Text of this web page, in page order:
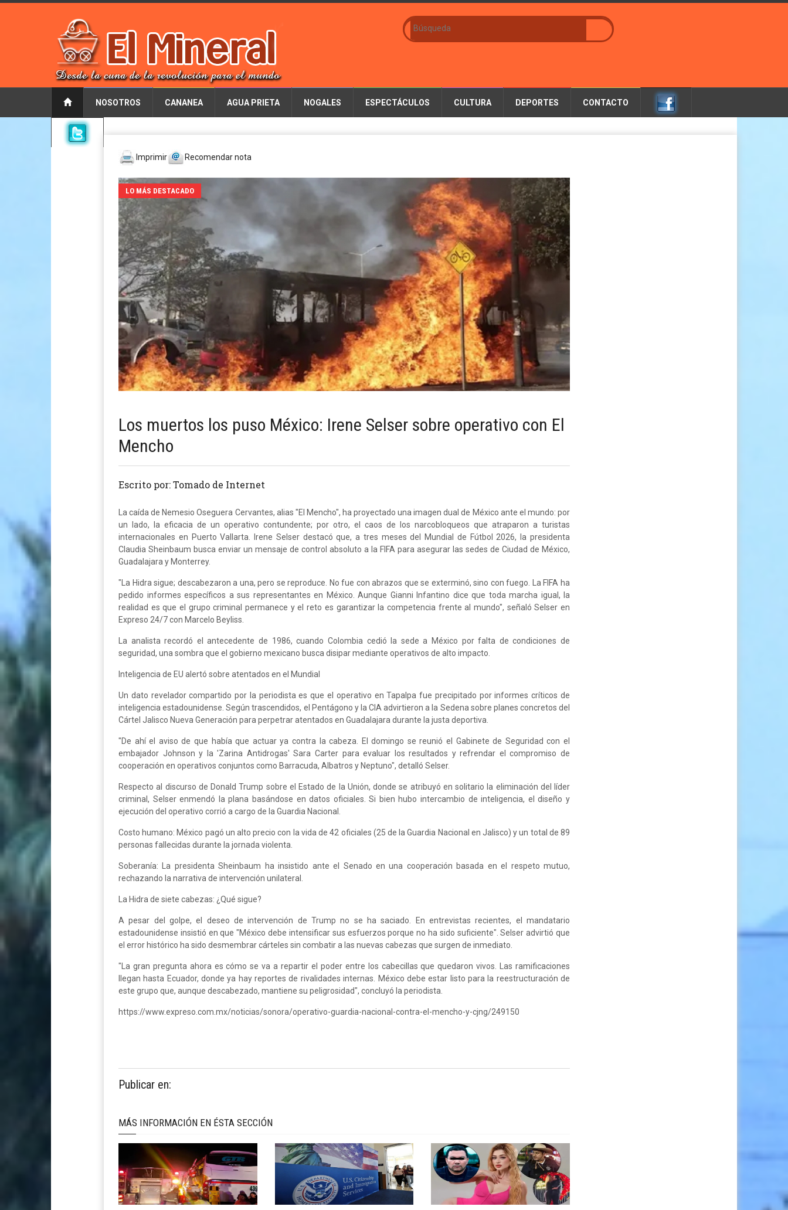
NOSOTROS CANANEA AGUA PRIETA NOGALES ESPECTÁCULOS CULTURA DEPORTES CONTACTO
Imprimir Recomendar nota
LO MÁS DESTACADO
Los muertos los puso México: Irene Selser sobre operativo con El
Mencho
Escrito por: Tomado de Internet
La caída de Nemesio Oseguera Cervantes, alias "El Mencho", ha proyectado una imagen dual de México ante el mundo: por
un lado, la eficacia de un operativo contundente; por otro, el caos de los narcobloqueos que atraparon a turistas
internacionales en Puerto Vallarta. Irene Selser destacó que, a tres meses del Mundial de Fútbol 2026, la presidenta
Claudia Sheinbaum busca enviar un mensaje de control absoluto a la FIFA para asegurar las sedes de Ciudad de México,
Guadalajara y Monterrey.
"La Hidra sigue; descabezaron a una, pero se reproduce. No fue con abrazos que se exterminó, sino con fuego. La FIFA ha
pedido informes específicos a sus representantes en México. Aunque Gianni Infantino dice que toda marcha igual, la
realidad es que el grupo criminal permanece y el reto es garantizar la competencia frente al mundo", señaló Selser en
Expreso 24/7 con Marcelo Beyliss.
La analista recordó el antecedente de 1986, cuando Colombia cedió la sede a México por falta de condiciones de
seguridad, una sombra que el gobierno mexicano busca disipar mediante operativos de alto impacto.
Inteligencia de EU alertó sobre atentados en el Mundial
Un dato revelador compartido por la periodista es que el operativo en Tapalpa fue precipitado por informes críticos de
inteligencia estadounidense. Según trascendidos, el Pentágono y la CIA advirtieron a la Sedena sobre planes concretos del
Cártel Jalisco Nueva Generación para perpetrar atentados en Guadalajara durante la justa deportiva.
"De ahí el aviso de que había que actuar ya contra la cabeza. El domingo se reunió el Gabinete de Seguridad con el
embajador Johnson y la 'Zarina Antidrogas' Sara Carter para evaluar los resultados y refrendar el compromiso de
cooperación en operativos conjuntos como Barracuda, Albatros y Neptuno", detalló Selser.
Respecto al discurso de Donald Trump sobre el Estado de la Unión, donde se atribuyó en solitario la eliminación del líder
criminal, Selser enmendó la plana basándose en datos oficiales. Si bien hubo intercambio de inteligencia, el diseño y
ejecución del operativo corrió a cargo de la Guardia Nacional.
Costo humano: México pagó un alto precio con la vida de 42 oficiales (25 de la Guardia Nacional en Jalisco) y un total de 89
personas fallecidas durante la jornada violenta.
Soberanía: La presidenta Sheinbaum ha insistido ante el Senado en una cooperación basada en el respeto mutuo,
rechazando la narrativa de intervención unilateral.
La Hidra de siete cabezas: ¿Qué sigue?
A pesar del golpe, el deseo de intervención de Trump no se ha saciado. En entrevistas recientes, el mandatario
estadounidense insistió en que "México debe intensificar sus esfuerzos porque no ha sido suficiente". Selser advirtió que
el error histórico ha sido desmembrar cárteles sin combatir a las nuevas cabezas que surgen de inmediato.
"La gran pregunta ahora es cómo se va a repartir el poder entre los cabecillas que quedaron vivos. Las ramificaciones
llegan hasta Ecuador, donde ya hay reportes de rivalidades internas. México debe estar listo para la reestructuración de
este grupo que, aunque descabezado, mantiene su peligrosidad", concluyó la periodista.
https://www.expreso.com.mx/noticias/sonora/operativo-guardia-nacional-contra-el-mencho-y-cjng/249150
Publicar en:
MÁS INFORMACIÓN EN ÉSTA SECCIÓN